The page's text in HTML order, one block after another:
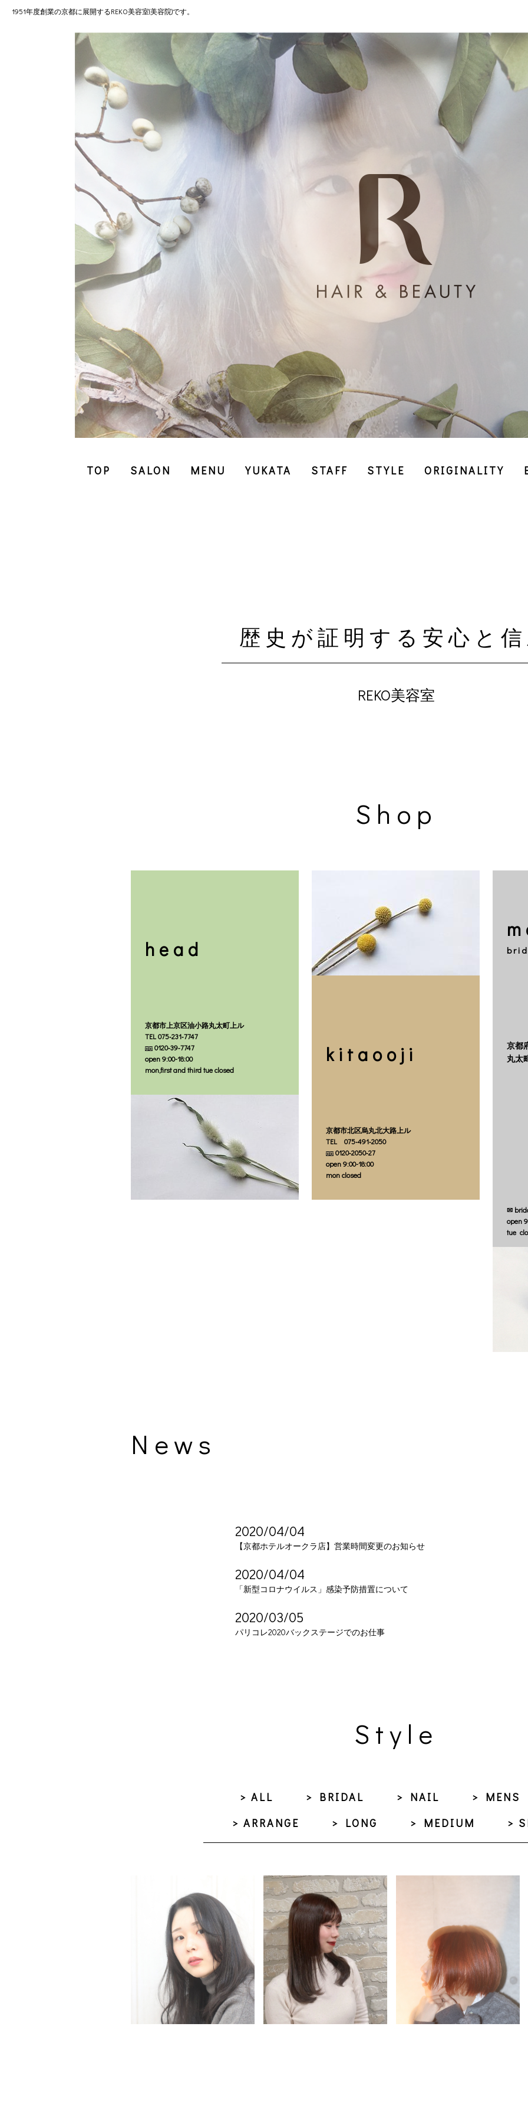
1951年度創業の京都に展開するREKO美容室(美容院)です。
TOP SALON MENU YUKATA STAFF STYLE ORIGINALITY
歴史が証明する安心と
REKO美容室
Shop
head
京都市上京区油小路丸太町上ル
TEL 075‐231‐7747
0120‐39‐7747
open 9:00-18:00
mon,first and third tue closed
kitaooji
京都市北区烏丸北大路上ル
TEL 075‐491‐2050
0120‐2050‐27
open 9:00-18:00
mon closed
京都
丸太
✉
open
tue
News
2020/04/04
【京都ホテルオークラ店】営業時間変更のお知らせ
2020/04/04
「新型コロナウイルス」感染予防措置について
2020/03/05
パリコレ2020バックステージでのお仕事
Style
> ALL > BRIDAL > NAIL
> MENS
> ARRANGE
> LONG > MEDIUM >